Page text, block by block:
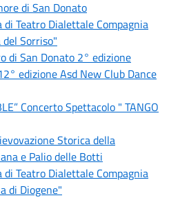
di San Donato
di Teatro Dialettale Compagnia
Sorriso"
di San Donato 2° edizione
edizione Asd New Club Dance
Concerto Spettacolo " TANGO
Storica della
e Palio delle Botti
di Teatro Dialettale Compagnia
di Diogene"